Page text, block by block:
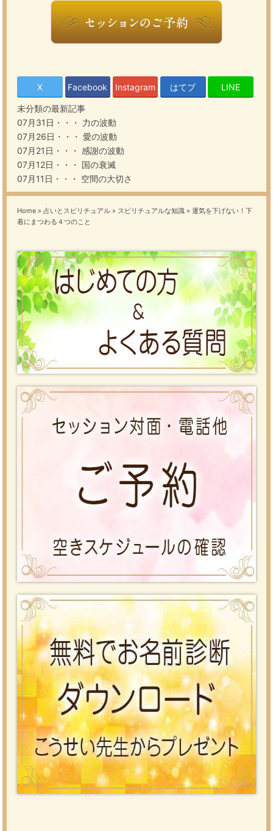
X Facebook Instagram はてブ LINE
未分類の最新記事
07月31日・・・ 力の波動
07月26日・・・ 愛の波動
07月21日・・・ 感謝の波動
07月12日・・・ 国の衰滅
07月11日・・・ 空間の大切さ
Home » 占いとスピリチュアル » スピリチュアルな知識 » 運気を下げない！下
着にまつわる４つのこと